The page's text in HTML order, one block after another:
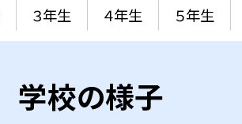
３年生 ４年生 ５年生
学校の様子